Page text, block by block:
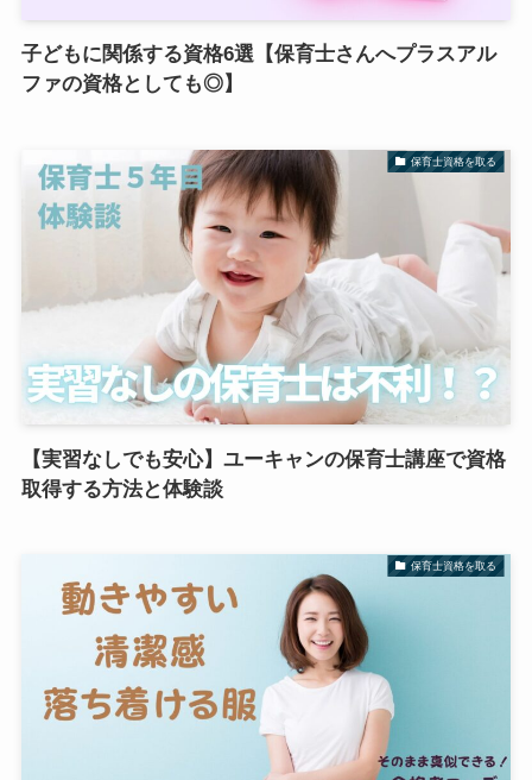
子どもに関係する資格6選【保育士さんへプラスアル
ファの資格としても◎】
保育士資格を取る
【実習なしでも安心】ユーキャンの保育士講座で資格
取得する方法と体験談
保育士資格を取る